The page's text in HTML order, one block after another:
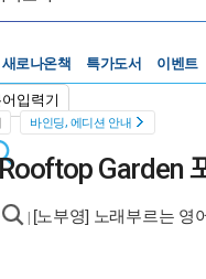
입력기
새로나온책 특가도서 이벤트
바인딩, 에디션 안내
Garden
[노부영] 노래부르는 영